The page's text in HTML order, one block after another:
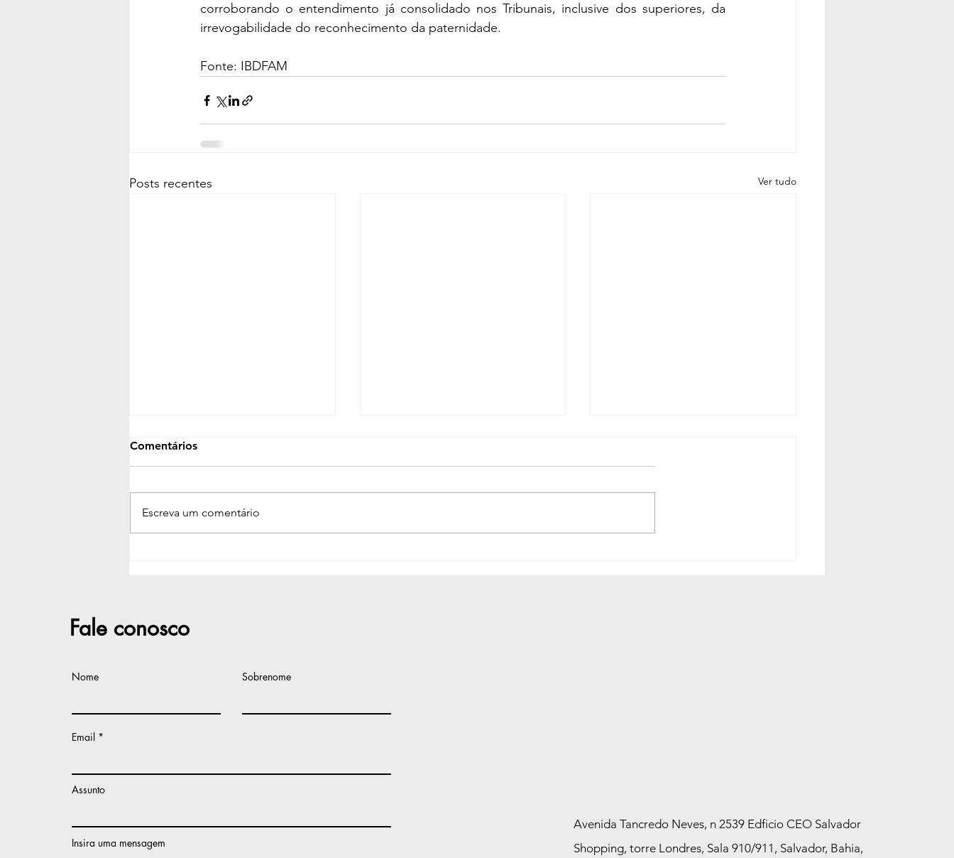
corroborando o entendimento já consolidado nos Tribunais, inclusive dos superiores, da
irrevogabilidade do reconhecimento da paternidade.
Fonte: IBDFAM
Posts recentes Ver tudo
no próximo dia 7
Comentários
Escreva um comentário
Fale conosco
Nome Sobrenome
Email
Assunto
Insira uma mensagem
Avenida Tancredo Neves, n 2539 Edficio CEO Salvador
Shopping, torre Londres, Sala 910/911, Salvador, Bahia,